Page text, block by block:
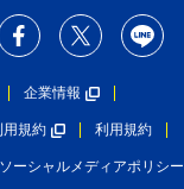
企業情報
用規約 利用規約
ソーシャルメディアポリシー